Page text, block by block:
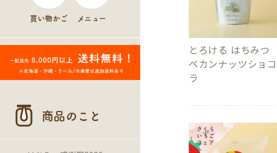
買い物かご メニュー
商品のこと
とろける はちみつ
ペカンナッツショコ
ラ